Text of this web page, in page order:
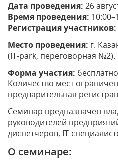
Дата проведения: 26
Время проведения:
Регистрация участников:
Место проведения: г.
(IT-park, переговорная №2).
Форма участия:
Количество мест
предварительная
Семинар предназначен
руководителей
диспетчеров, IT-
О семинаре: